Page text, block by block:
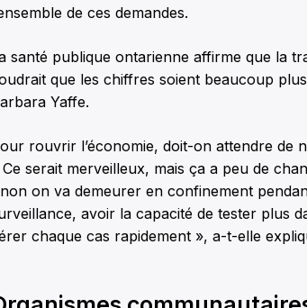
de ces demandes.
santé publique ontarienne affirme que la
que les chiffres soient beaucoup
Yaffe.
rouvrir l’économie, doit-on attendre de
Ce serait merveilleux, mais ça a peu de
on va demeurer en confinement
avoir la capacité de tester plus
chaque cas rapidement », a-t-elle